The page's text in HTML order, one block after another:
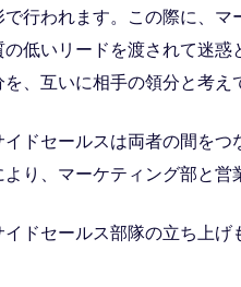
で行われます。この際に、
の低いリードを渡されて迷
、互いに相手の領分と考え
イドセールスは両者の間をつ
より、マーケティング部と営
イドセールス部隊の立ち上げ